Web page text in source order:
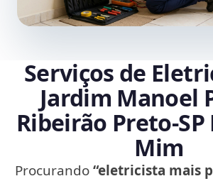
Serviços de
Jardim Manoel
Ribeirão
Mim
Procurando“eletricista mais